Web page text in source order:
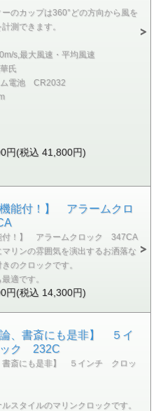
ーのカップは360°どの方向から風を
測できます。
s,最大風速・平均風速
氏
ム電池 CR2032
円(税込 41,800円)
機能付！】 アラームクロ
付！】 アラームクロック 347CA
リンの雰囲気を演出するお洒落な
のクロックです。
適です。
円(税込 14,300円)
論、書斎にも是非】 ５イ
ク 232C
書斎にも是非】 ５インチ クロッ
スタイルのマリンクロックです。